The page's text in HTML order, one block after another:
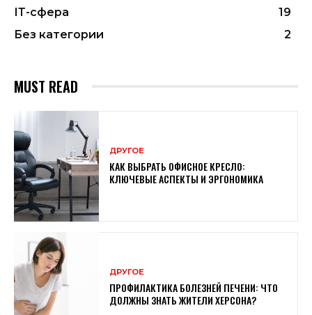
ІТ-сфера
19
Без категории
2
MUST READ
ДРУГОЕ
КАК ВЫБРАТЬ ОФИСНОЕ КРЕСЛО:
КЛЮЧЕВЫЕ АСПЕКТЫ И ЭРГОНОМИКА
ДРУГОЕ
ПРОФИЛАКТИКА БОЛЕЗНЕЙ ПЕЧЕНИ: ЧТО
ДОЛЖНЫ ЗНАТЬ ЖИТЕЛИ ХЕРСОНА?